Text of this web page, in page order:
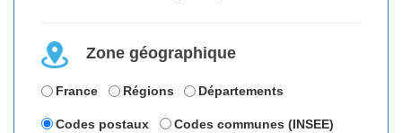
Zone géographique
France Régions Départements
Codes postaux Codes communes (INSEE)